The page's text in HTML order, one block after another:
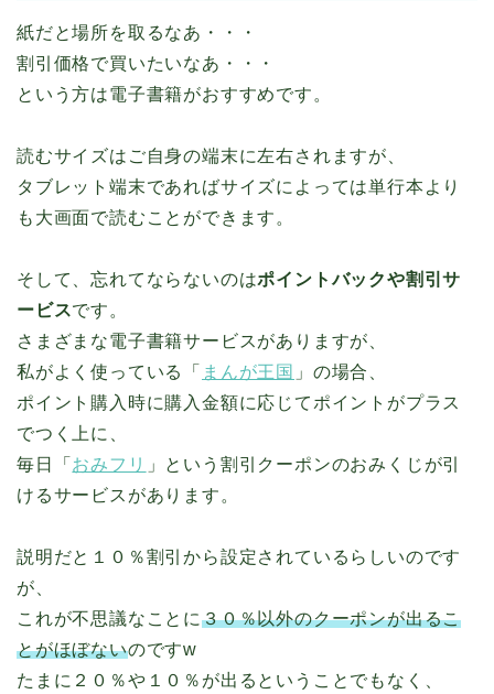
紙だと場所を取るなあ・・・
割引価格で買いたいなあ・・・
という方は電子書籍がおすすめです。
読むサイズはご自身の端末に左右されますが、
タブレット端末であればサイズによっては単行本より
も大画面で読むことができます。
そして、忘れてならないのはポイントバックや割引サ
ービスです。
さまざまな電子書籍サービスがありますが、
私がよく使っている「 まんが王国 」の場合、
ポイント購入時に購入金額に応じてポイントがプラス
でつく上に、
毎日「 おみフリ 」という割引クーポンのおみくじが引
けるサービスがあります。
説明だと１０％割引から設定されているらしいのです
が、
これが不思議なことに３０％以外のクーポンが出るこ
とがほぼないのですw
たまに２０％や１０％が出るということでもなく、